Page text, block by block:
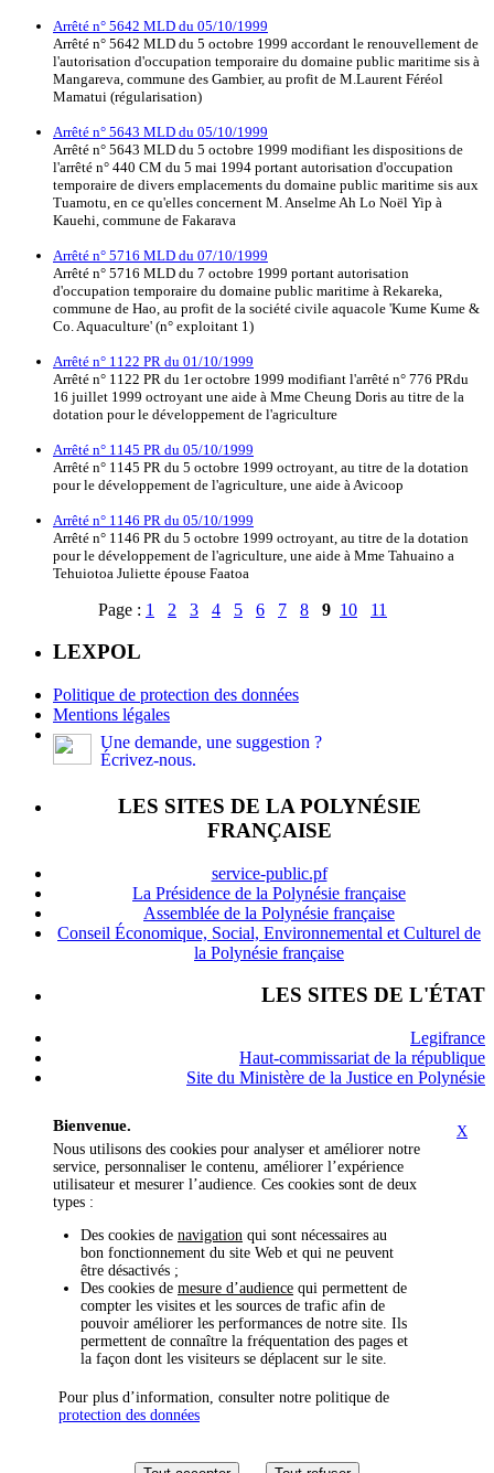
Arrêté n° 5642 MLD du 05/10/1999
Arrêté n° 5642 MLD du 5 octobre 1999 accordant le renouvellement de
l'autorisation d'occupation temporaire du domaine public maritime sis à
Mangareva, commune des Gambier, au profit de M.Laurent Féréol
Mamatui (régularisation)
Arrêté n° 5643 MLD du 05/10/1999
Arrêté n° 5643 MLD du 5 octobre 1999 modifiant les dispositions de
l'arrêté n° 440 CM du 5 mai 1994 portant autorisation d'occupation
temporaire de divers emplacements du domaine public maritime sis aux
Tuamotu, en ce qu'elles concernent M. Anselme Ah Lo Noël Yip à
Kauehi, commune de Fakarava
Arrêté n° 5716 MLD du 07/10/1999
Arrêté n° 5716 MLD du 7 octobre 1999 portant autorisation
d'occupation temporaire du domaine public maritime à Rekareka,
commune de Hao, au profit de la société civile aquacole 'Kume Kume &
Co. Aquaculture' (n° exploitant 1)
Arrêté n° 1122 PR du 01/10/1999
Arrêté n° 1122 PR du 1er octobre 1999 modifiant l'arrêté n° 776 PRdu
16 juillet 1999 octroyant une aide à Mme Cheung Doris au titre de la
dotation pour le développement de l'agriculture
Arrêté n° 1145 PR du 05/10/1999
Arrêté n° 1145 PR du 5 octobre 1999 octroyant, au titre de la dotation
pour le développement de l'agriculture, une aide à Avicoop
Arrêté n° 1146 PR du 05/10/1999
Arrêté n° 1146 PR du 5 octobre 1999 octroyant, au titre de la dotation
pour le développement de l'agriculture, une aide à Mme Tahuaino a
Tehuiotoa Juliette épouse Faatoa
Page : 1 2 3 4 5 6 7 8 9 10 11
LEXPOL
Politique de protection des données
Mentions légales
Une demande, une suggestion ?
Écrivez-nous.
LES SITES DE LA POLYNÉSIE
FRANÇAISE
service-public.pf
La Présidence de la Polynésie française
Assemblée de la Polynésie française
Conseil Économique, Social, Environnemental et Culturel de
la Polynésie française
LES SITES DE L'ÉTAT
Legifrance
Haut-commissariat de la république
Site du Ministère de la Justice en Polynésie
X
Bienvenue.
Nous utilisons des cookies pour analyser et améliorer notre
service, personnaliser le contenu, améliorer l’expérience
utilisateur et mesurer l’audience. Ces cookies sont de deux
types :
Des cookies de navigation qui sont nécessaires au
bon fonctionnement du site Web et qui ne peuvent
être désactivés ;
Des cookies de mesure d’audience qui permettent de
compter les visites et les sources de trafic afin de
pouvoir améliorer les performances de notre site. Ils
permettent de connaître la fréquentation des pages et
la façon dont les visiteurs se déplacent sur le site.
Pour plus d’information, consulter notre politique de
protection des données